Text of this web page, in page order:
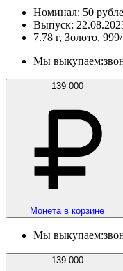
Номинал: 50
Выпуск:
7.78 г, Золото,
Мы выкупаем:
139 000
Монета в корзине
Мы выкупаем:
139 000